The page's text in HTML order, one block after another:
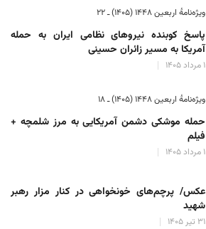
ویژه‌نامهٔ اربعین ۱۴۴۸ (۱۴۰۵) ـ ۲۲
پاسخ کوبنده نیروهای نظامی ایران به حمله
آمریکا به مسیر زائران حسینی
۱ مرداد ۱۴۰۵
ویژه‌نامهٔ اربعین ۱۴۴۸ (۱۴۰۵) ـ ۱۸
حمله موشکی دشمن آمریکایی به مرز شلمچه +
فیلم
۱ مرداد ۱۴۰۵
عکس/ پرچم‌های خونخواهی در کنار مزار رهبر
شهید
۳۱ تیر ۱۴۰۵